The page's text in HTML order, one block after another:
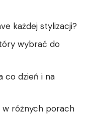
każdej stylizacji?
wybrać⁣ do
co dzień i na
w różnych porach